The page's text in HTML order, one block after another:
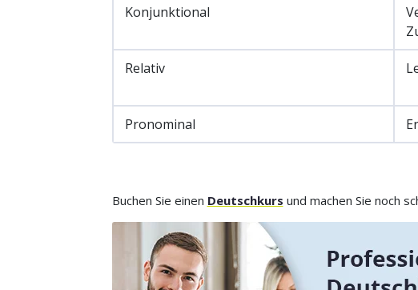
Konjunktional
Relativ
Pronominal
Buchen Sie einen Deutschkurs und machen Sie noch